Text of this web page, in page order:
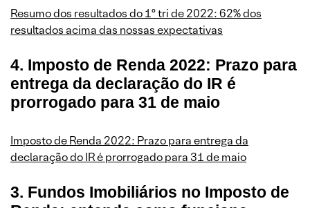
Resumo dos resultados do 1º tri de 2022: 62% dos
resultados acima das nossas expectativas
4. Imposto de Renda 2022: Prazo para
entrega da declaração do IR é
prorrogado para 31 de maio
Imposto de Renda 2022: Prazo para entrega da
declaração do IR é prorrogado para 31 de maio
3. Fundos Imobiliários no Imposto de